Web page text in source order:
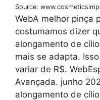
Source:
WebA melhor pinça
costumamos dizer
alongamento de
mais se adapta.
variar de R$.
Avançada. junho
alongamento de